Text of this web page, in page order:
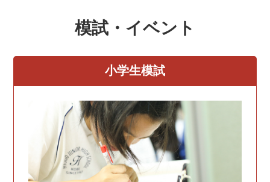
模試・イベント
小学生模試